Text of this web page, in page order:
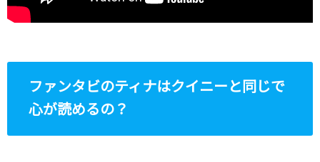
ファンタビのティナはクイニーと同じで
心が読めるの？